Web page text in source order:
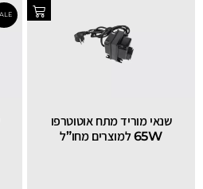
שנאי מוריד מתח אוטוטרפו
65W למוצרים מחו”ל
SALE